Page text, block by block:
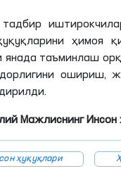
ҳимоя
янада таъминлаш
ошириш,
Мажлиснинг Инсон
ҳуқуқлари